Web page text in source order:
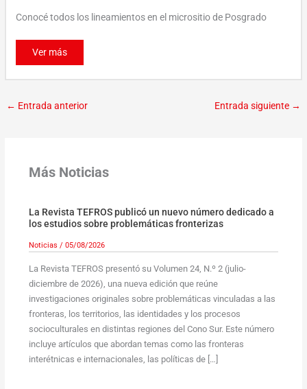
Conocé todos los lineamientos en el micrositio de Posgrado
Ver más
← Entrada anterior Entrada siguiente →
Más Noticias
La Revista TEFROS publicó un nuevo número dedicado a
los estudios sobre problemáticas fronterizas
Noticias / 05/08/2026
La Revista TEFROS presentó su Volumen 24, N.º 2 (julio-
diciembre de 2026), una nueva edición que reúne
investigaciones originales sobre problemáticas vinculadas a las
fronteras, los territorios, las identidades y los procesos
socioculturales en distintas regiones del Cono Sur. Este número
incluye artículos que abordan temas como las fronteras
interétnicas e internacionales, las políticas de […]